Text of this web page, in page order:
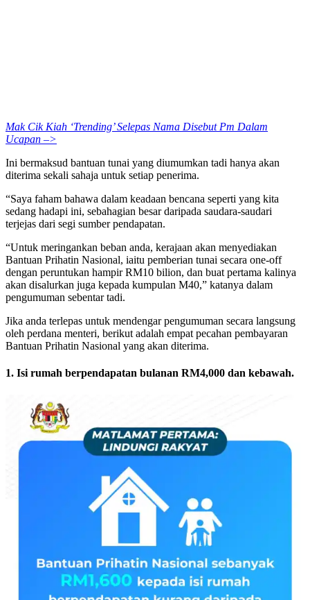
Mak Cik Kiah ‘Trending’ Selepas Nama Disebut Pm Dalam
Ucapan –>
Ini bermaksud bantuan tunai yang diumumkan tadi hanya akan
diterima sekali sahaja untuk setiap penerima.
“Saya faham bahawa dalam keadaan bencana seperti yang kita
sedang hadapi ini, sebahagian besar daripada saudara-saudari
terjejas dari segi sumber pendapatan.
“Untuk meringankan beban anda, kerajaan akan menyediakan
Bantuan Prihatin Nasional, iaitu pemberian tunai secara one-off
dengan peruntukan hampir RM10 bilion, dan buat pertama kalinya
akan disalurkan juga kepada kumpulan M40,” katanya dalam
pengumuman sebentar tadi.
Jika anda terlepas untuk mendengar pengumuman secara langsung
oleh perdana menteri, berikut adalah empat pecahan pembayaran
Bantuan Prihatin Nasional yang akan diterima.
1. Isi rumah berpendapatan bulanan RM4,000 dan kebawah.